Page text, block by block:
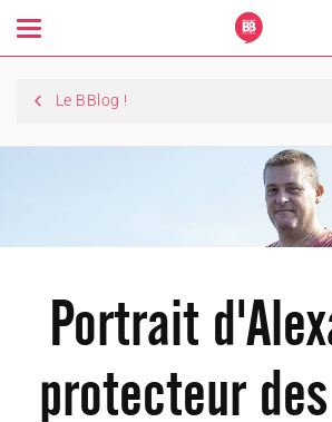
Toggle
navigation
Le BBlog !
Portrait
protecteur